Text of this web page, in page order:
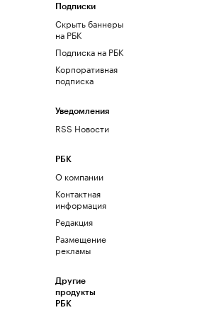
Подписки
Скрыть баннеры
на РБК
Подписка на РБК
Корпоративная
подписка
Уведомления
RSS Новости
РБК
О компании
Контактная
информация
Редакция
Размещение
рекламы
Другие
продукты
РБК